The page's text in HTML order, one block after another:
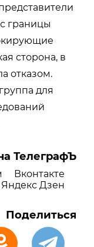
границы
сторона, в
отказом.
для
ТелеграфЪ
Вконтакте
Яндекс Дзен
Поделиться